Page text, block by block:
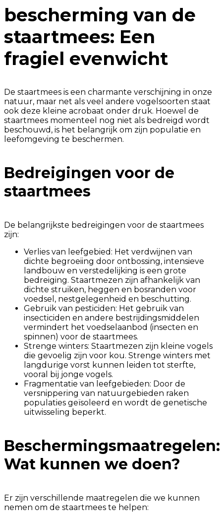
bescherming van de
staartmees: Een
fragiel evenwicht
De staartmees is een charmante verschijning in onze
natuur, maar net als veel andere vogelsoorten staat
ook deze kleine acrobaat onder druk. Hoewel de
staartmees momenteel nog niet als bedreigd wordt
beschouwd, is het belangrijk om zijn populatie en
leefomgeving te beschermen.
Bedreigingen voor de
staartmees
De belangrijkste bedreigingen voor de staartmees
zijn:
Verlies van leefgebied: Het verdwijnen van
dichte begroeiing door ontbossing, intensieve
landbouw en verstedelijking is een grote
bedreiging. Staartmezen zijn afhankelijk van
dichte struiken, heggen en bosranden voor
voedsel, nestgelegenheid en beschutting.
Gebruik van pesticiden: Het gebruik van
insecticiden en andere bestrijdingsmiddelen
vermindert het voedselaanbod (insecten en
spinnen) voor de staartmees.
Strenge winters: Staartmezen zijn kleine vogels
die gevoelig zijn voor kou. Strenge winters met
langdurige vorst kunnen leiden tot sterfte,
vooral bij jonge vogels.
Fragmentatie van leefgebieden: Door de
versnippering van natuurgebieden raken
populaties geïsoleerd en wordt de genetische
uitwisseling beperkt.
Beschermingsmaatregelen:
Wat kunnen we doen?
Er zijn verschillende maatregelen die we kunnen
nemen om de staartmees te helpen: